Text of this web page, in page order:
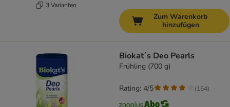
3 Varianten
Zum Warenkorb
hinzufügen
Biokat´s Deo Pearls
Frühling (700 g)
Rating: 4/5 (154)